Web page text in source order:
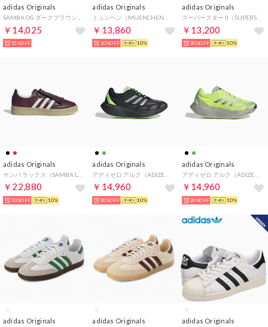
adidas Originals
￥14,025
15%OFF
adidas Originals
￥13,860
10%OFF 10%
adidas Originals
スーパースター II（SUPERSTAR II） （Core Black / Ftwr White / Core Black）
￥13,200
20%OFF 10%
adidas Originals
￥22,880
20%OFF 10%
adidas Originals
￥14,960
20%OFF 10%
adidas Originals
アディゼロ アルク（ADIZERO ARUKU） （Signal Green / Grey Two / Core Black）
￥14,960
20%OFF 10%
adidas Originals adidas Originals adidas Originals